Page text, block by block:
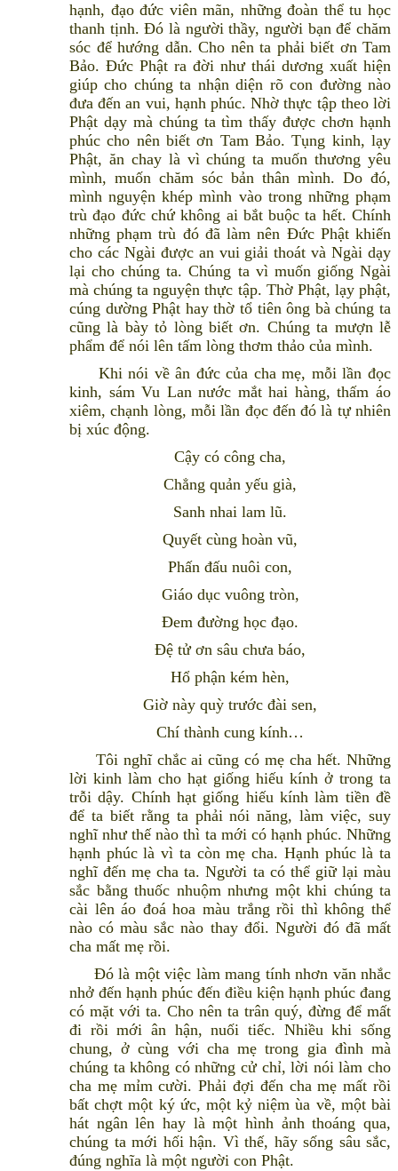
hạnh, đạo đức viên mãn, những đoàn thể tu học
thanh tịnh. Đó là người thầy, người bạn để chăm
sóc để hướng dẫn. Cho nên ta phải biết ơn Tam
Bảo. Đức Phật ra đời như thái dương xuất hiện
giúp cho chúng ta nhận diện rõ con đường nào
đưa đến an vui, hạnh phúc. Nhờ thực tập theo lời
Phật dạy mà chúng ta tìm thấy được chơn hạnh
phúc cho nên biết ơn Tam Bảo. Tụng kinh, lạy
Phật, ăn chay là vì chúng ta muốn thương yêu
mình, muốn chăm sóc bản thân mình. Do đó,
mình nguyện khép mình vào trong những phạm
trù đạo đức chứ không ai bắt buộc ta hết. Chính
những phạm trù đó đã làm nên Đức Phật khiến
cho các Ngài được an vui giải thoát và Ngài dạy
lại cho chúng ta. Chúng ta vì muốn giống Ngài
mà chúng ta nguyện thực tập. Thờ Phật, lạy phật,
cúng dường Phật hay thờ tổ tiên ông bà chúng ta
cũng là bày tỏ lòng biết ơn. Chúng ta mượn lễ
phẩm để nói lên tấm lòng thơm thảo của mình.
Khi nói về ân đức của cha mẹ, mỗi lần đọc
kinh, sám Vu Lan nước mắt hai hàng, thấm áo
xiêm, chạnh lòng, mỗi lần đọc đến đó là tự nhiên
bị xúc động.
Cậy có công cha,
Chẳng quản yếu già,
Sanh nhai lam lũ.
Quyết cùng hoàn vũ,
Phấn đấu nuôi con,
Giáo dục vuông tròn,
Ðem đường học đạo.
Ðệ tử ơn sâu chưa báo,
Hổ phận kém hèn,
Giờ này quỳ trước đài sen,
Chí thành cung kính…
Tôi nghĩ chắc ai cũng có mẹ cha hết. Những
lời kinh làm cho hạt giống hiếu kính ở trong ta
trỗi dậy. Chính hạt giống hiếu kính làm tiền đề
để ta biết rằng ta phải nói năng, làm việc, suy
nghĩ như thế nào thì ta mới có hạnh phúc. Những
hạnh phúc là vì ta còn mẹ cha. Hạnh phúc là ta
nghĩ đến mẹ cha ta. Người ta có thể giữ lại màu
sắc bằng thuốc nhuộm nhưng một khi chúng ta
cài lên áo đoá hoa màu trắng rồi thì không thể
nào có màu sắc nào thay đổi. Người đó đã mất
cha mất mẹ rồi.
Đó là một việc làm mang tính nhơn văn nhắc
nhở đến hạnh phúc đến điều kiện hạnh phúc đang
có mặt với ta. Cho nên ta trân quý, đừng để mất
đi rồi mới ân hận, nuối tiếc. Nhiều khi sống
chung, ở cùng với cha mẹ trong gia đình mà
chúng ta không có những cử chỉ, lời nói làm cho
cha mẹ mỉm cười. Phải đợi đến cha mẹ mất rồi
bất chợt một ký ức, một kỷ niệm ùa về, một bài
hát ngân lên hay là một hình ảnh thoáng qua,
chúng ta mới hối hận. Vì thế, hãy sống sâu sắc,
đúng nghĩa là một người con Phật.